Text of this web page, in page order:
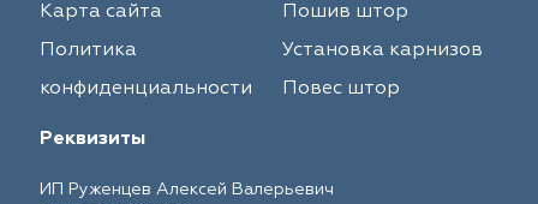
Карта сайта
Политика
конфиденциальности
Пошив штор
Установка карнизов
Повес штор
Реквизиты
ИП Руженцев Алексей Валерьевич